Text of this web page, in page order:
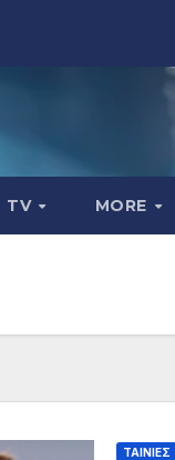
TV MORE
ΤΑΙΝΙΕΣ